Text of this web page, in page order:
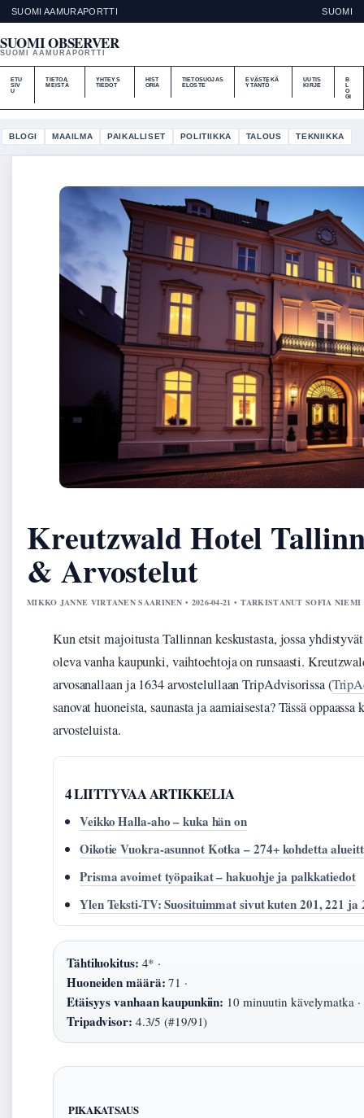
SUOMI AAMURAPORTTI SUOMI
SUOMI OBSERVER
SUOMI AAMURAPORTTI
ETU
SIV
U
TIETOA
MEISTÄ
YHTEYS
TIEDOT
HIST
ORIA
TIETOSUOJAS
ELOSTE
EVÄSTEKÄ
YTÄNTÖ
UUTIS
KIRJE
B
O
GI
BLOGI MAAILMA PAIKALLISET POLITIIKKA TALOUS TEKNIIKKA
Kreutzwald Hotel
& Arvostelut
MIKKO JANNE VIRTANEN SAARINEN • 2026-04-21 • TARKISTANUT SOFIA NIEMI
Kun etsit majoitusta Tallinnan keskustasta, jossa
oleva vanha kaupunki, vaihtoehtoja on runsaasti.
arvosanallaan ja 1634 arvostelullaan TripAdvisorissa (
sanovat huoneista, saunasta ja aamiaisesta? Tässä
arvosteluista.
4 LIITTYVAA ARTIKKELIA
Veikko Halla-aho – kuka hän on
Oikotie Vuokra-asunnot Kotka – 274+ kohdetta
Prisma avoimet työpaikat – hakuohje ja palkkatiedot
Ylen Teksti-TV: Suosituimmat sivut kuten 201, 221 ja
Tähtiluokitus: 4* ·
Huoneiden määrä: 71 ·
Etäisyys vanhaan kaupunkiin: 10 minuutin kävelymatka ·
Tripadvisor: 4.3/5 (#19/91)
PIKAKATSAUS